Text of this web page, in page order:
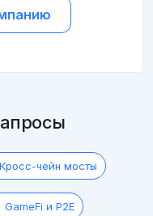
Кросс-чейн мосты
GameFi и P2E